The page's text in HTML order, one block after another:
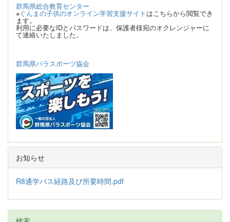
群馬県総合教育センター
※ぐんまの子供のオンライン学習支援サイト はこちらから閲覧でき
ます。
利用に必要なIDとパスワードは、保護者様宛のオクレンジャーに
て連絡いたしました。
群馬県パラスポーツ協会
お知らせ
R8通学バス経路及び所要時間.pdf